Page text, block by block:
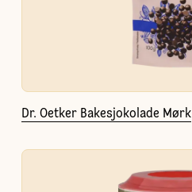
Dr. Oetker Bakesjokolade Mørk